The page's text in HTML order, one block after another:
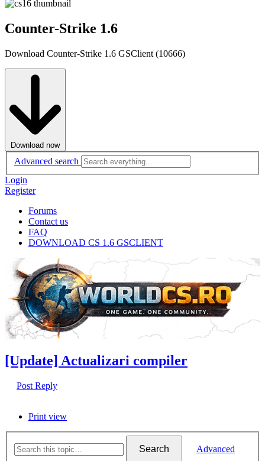
Counter-Strike 1.6
Download Counter-Strike 1.6 GSClient (10666)
Download now
Advanced search
Login
Register
Forums
Contact us
FAQ
DOWNLOAD CS 1.6 GSCLIENT
[Update] Actualizari compiler
Post Reply
Print view
Search
Advanced